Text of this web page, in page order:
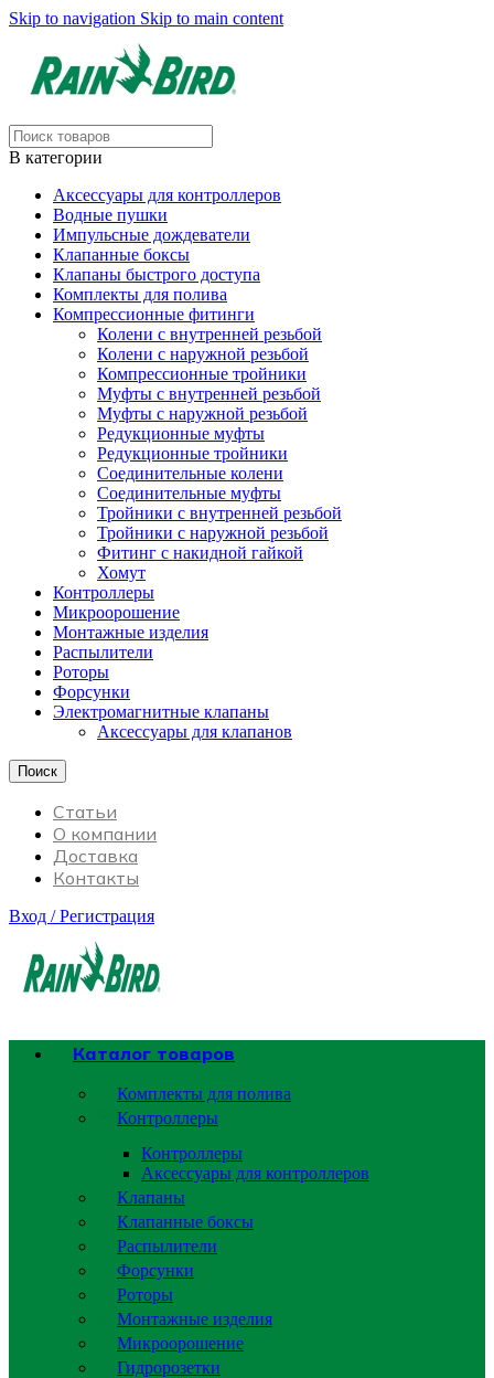
Skip to navigation Skip to main content
В категории
Аксессуары для контроллеров
Водные пушки
Импульсные дождеватели
Клапанные боксы
Клапаны быстрого доступа
Комплекты для полива
Компрессионные фитинги
Колени с внутренней резьбой
Колени с наружной резьбой
Компрессионные тройники
Муфты с внутренней резьбой
Муфты с наружной резьбой
Редукционные муфты
Редукционные тройники
Соединительные колени
Соединительные муфты
Тройники с внутренней резьбой
Тройники с наружной резьбой
Фитинг с накидной гайкой
Хомут
Контроллеры
Микроорошение
Монтажные изделия
Распылители
Роторы
Форсунки
Электромагнитные клапаны
Аксессуары для клапанов
Поиск
Статьи
О компании
Доставка
Контакты
Вход / Регистрация
Каталог товаров
Комплекты для полива
Контроллеры
Контроллеры
Аксессуары для контроллеров
Клапаны
Клапанные боксы
Распылители
Форсунки
Роторы
Монтажные изделия
Микроорошение
Гидророзетки